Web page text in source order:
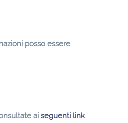
posso essere
aiseguenti link